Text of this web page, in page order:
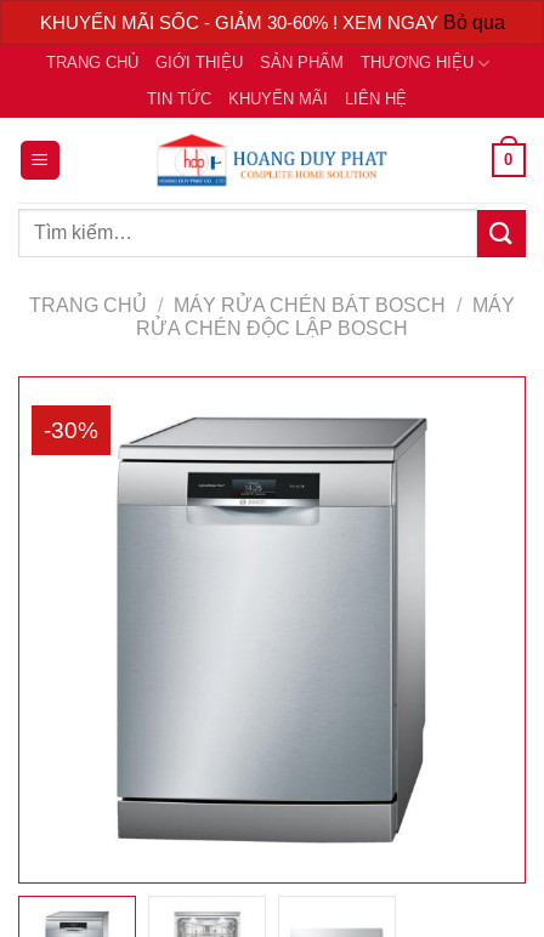
KHUYẾN MÃI SỐC - GIẢM 30-60% ! XEM NGAY Bỏ qua
Chuyển
nội
dung
TRANG CHỦ GIỚI THIỆU SẢN PHẨM
THƯƠNG HIỆU
TIN TỨC
KHUYẾN MÃI LIÊN HỆ
0
Tìm
TRANG CHỦ / MÁY RỬA CHÉN BÁT BOSCH /
MÁY
RỬA CHÉN ĐỘC LẬP BOSCH
-30%